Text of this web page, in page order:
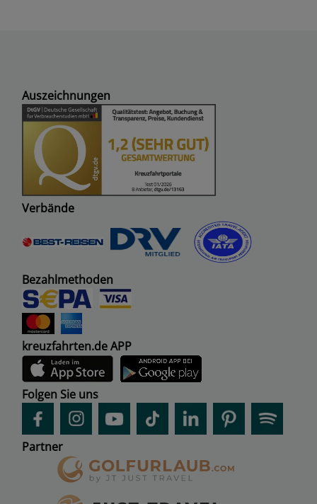
Auszeichnungen
Verbände
Bezahlmethoden
kreuzfahrten.de APP
Folgen Sie uns
Partner